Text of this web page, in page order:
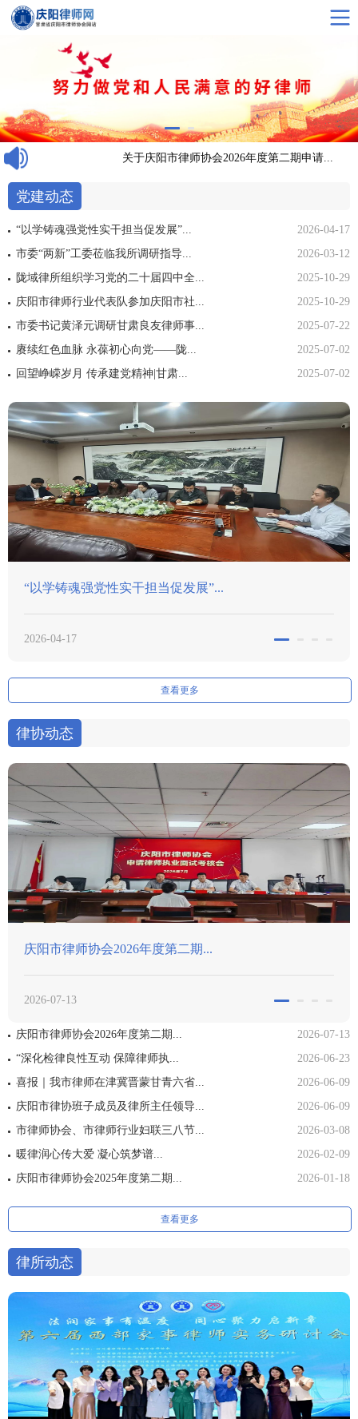
招... 关于庆阳市律师协会2026年度第二期申请...
党建动态
“以学铸魂强党性实干担当促发展”...
2026-04-17
市委“两新”工委莅临我所调研指导...
2026-03-12
陇域律所组织学习党的二十届四中全...
2025-10-29
庆阳市律师行业代表队参加庆阳市社...
2025-10-29
市委书记黄泽元调研甘肃良友律师事...
2025-07-22
赓续红色血脉 永葆初心向党——陇...
2025-07-02
回望峥嵘岁月 传承建党精神|甘肃...
2025-07-02
发展”... 市委“两新”工委莅临我
查看更多
律协动态
二期...
庆阳市律师协会2026年度第二期...
2026-07-13
“深化检律良性互动 保障律师执...
2026-06-23
喜报｜我市律师在津冀晋蒙甘青六省...
2026-06-09
庆阳市律协班子成员及律所主任领导...
2026-06-09
市律师协会、市律师行业妇联三八节...
2026-03-08
暖律润心传大爱 凝心筑梦谱...
2026-02-09
庆阳市律师协会2025年度第二期...
2026-01-18
查看更多
律所动态